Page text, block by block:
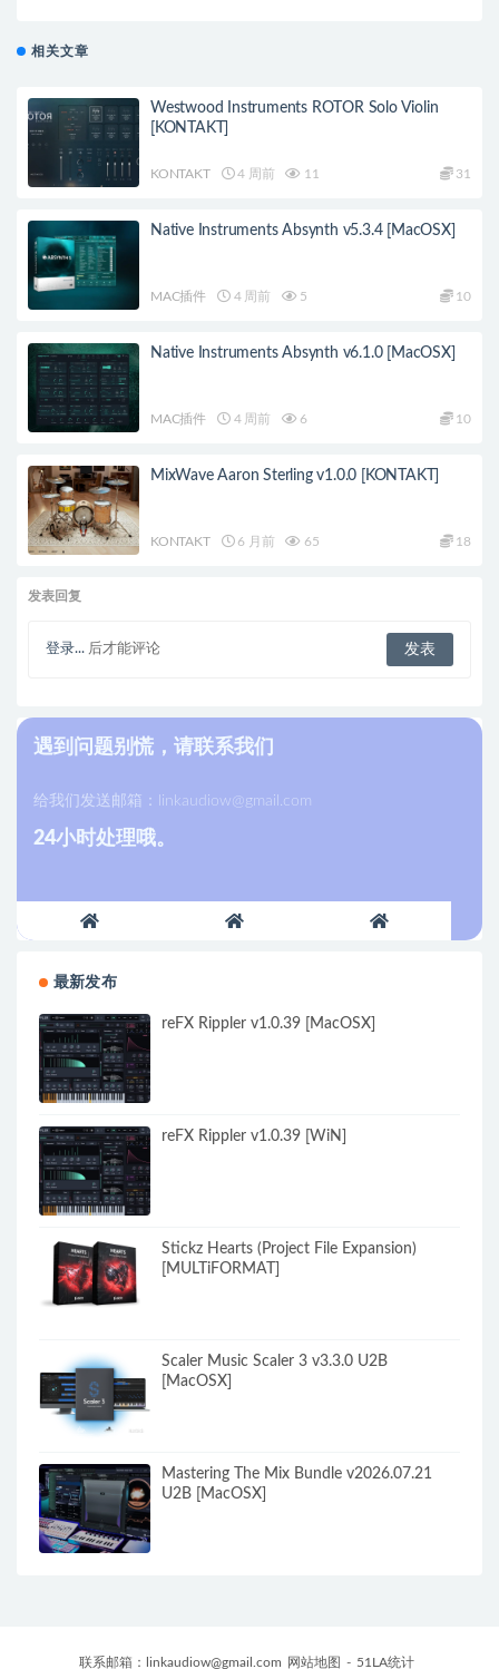
相关文章
Westwood Instruments ROTOR Solo Violin
[KONTAKT]
KONTAKT 4 周前 11 31
Native Instruments Absynth v5.3.4 [MacOSX]
MAC插件 4 周前 5 10
Native Instruments Absynth v6.1.0 [MacOSX]
MAC插件 4 周前 6 10
MixWave Aaron Sterling v1.0.0 [KONTAKT]
KONTAKT 6 月前 65 18
发表回复
登录... 后才能评论
遇到问题别慌，请联系我们
给我们发送邮箱： linkaudiow@gmail.com
24小时处理哦。
最新发布
reFX Rippler v1.0.39 [MacOSX]
reFX Rippler v1.0.39 [WiN]
Stickz Hearts (Project File Expansion)
[MULTiFORMAT]
Scaler Music Scaler 3 v3.3.0 U2B
[MacOSX]
Mastering The Mix Bundle v2026.07.21
U2B [MacOSX]
联系邮箱： linkaudiow@gmail.com 网站地图 - 51LA统计